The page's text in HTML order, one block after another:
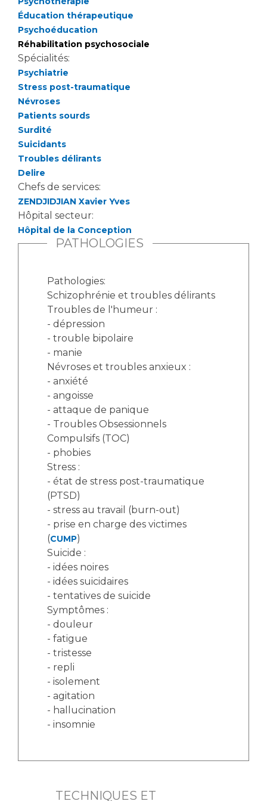
Qualité
Nos indicateurs qualité et de sécurité des soins
Protection des données
Sécurité
Les recherches en santé à l’AP-HM
Liste des marchés conclus
Documents utiles
Éducation thérapeutique
Psychoéducation
Réhabilitation psychosociale
Spécialités:
Psychiatrie
Stress post-traumatique
Névroses
Patients sourds
Surdité
Suicidants
Troubles délirants
Delire
Chefs de services:
ZENDJIDJIAN Xavier Yves
Hôpital secteur:
Hôpital de la Conception
PATHOLOGIES
Pathologies:
Schizophrénie et troubles délirants
Troubles de l'humeur :
- dépression
- trouble bipolaire
- manie
Névroses et troubles anxieux :
- anxiété
- angoisse
- attaque de panique
- Troubles Obsessionnels
Compulsifs (TOC)
- phobies
Stress :
- état de stress post-traumatique
(PTSD)
- stress au travail (burn-out)
- prise en charge des victimes
(CUMP)
Suicide :
- idées noires
- idées suicidaires
- tentatives de suicide
Symptômes :
- douleur
- fatigue
- tristesse
- repli
- isolement
- agitation
- hallucination
- insomnie
TECHNIQUES ET